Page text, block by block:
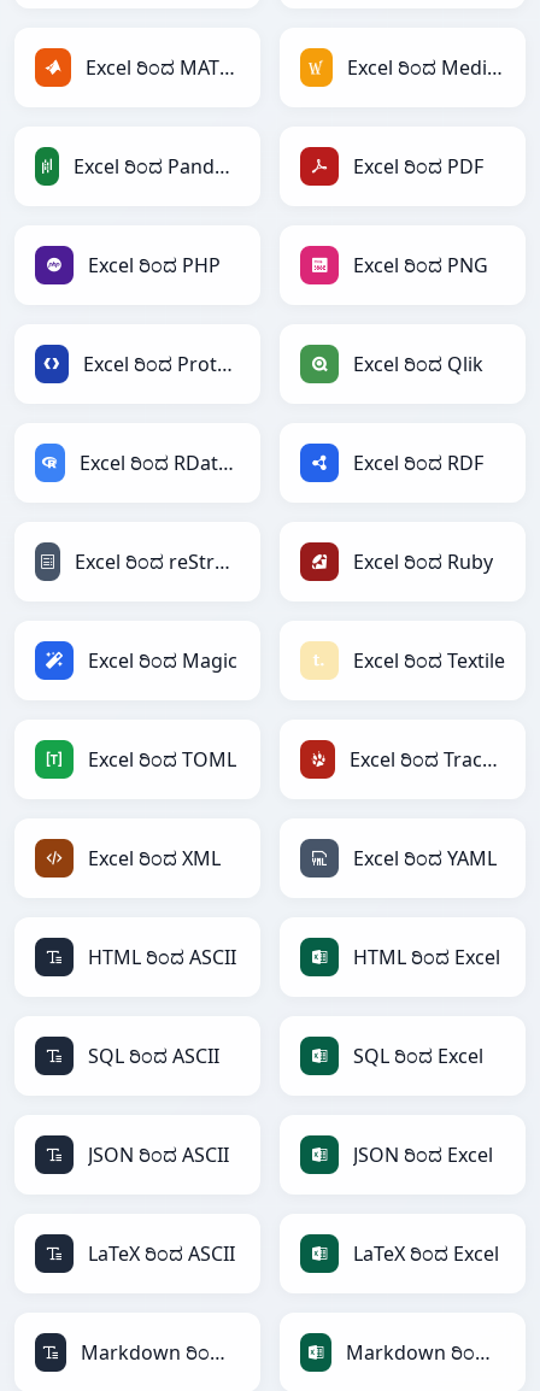
Excel ರಿಂದ MATLAB Excel ರಿಂದ MediaWiki
Excel ರಿಂದ PandasDataFrame Excel ರಿಂದ PDF
Excel ರಿಂದ PHP Excel ರಿಂದ PNG
Excel ರಿಂದ Protobuf Excel ರಿಂದ Qlik
Excel ರಿಂದ RDataFrame Excel ರಿಂದ RDF
Excel ರಿಂದ reStructuredText Excel ರಿಂದ Ruby
Excel ರಿಂದ Magic Excel ರಿಂದ Textile
Excel ರಿಂದ TOML Excel ರಿಂದ TracWiki
Excel ರಿಂದ XML Excel ರಿಂದ YAML
HTML ರಿಂದ ASCII HTML ರಿಂದ Excel
SQL ರಿಂದ ASCII SQL ರಿಂದ Excel
JSON ರಿಂದ ASCII JSON ರಿಂದ Excel
LaTeX ರಿಂದ ASCII LaTeX ರಿಂದ Excel
Markdown ರಿಂದ ASCII Markdown ರಿಂದ Excel